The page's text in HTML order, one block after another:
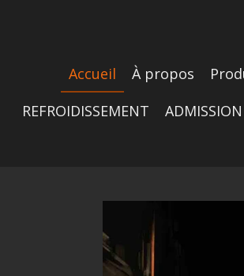
Accueil À propos
REFROIDISSEMENT
ADMISSION